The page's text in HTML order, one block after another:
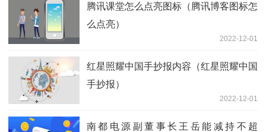
腾讯课堂怎么点亮图标（腾讯博客图标怎
么点亮）
2022-12-01
红星照耀中国手抄报内容（红星照耀中国
手抄报）
2022-12-01
南都电源副董事长王岳能减持不超